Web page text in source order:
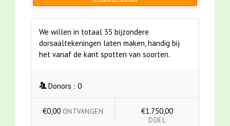
We willen in totaal 35 bijzondere
dorsaaltekeningen laten maken, handig bij
het vanaf de kant spotten van soorten.
Donors : 0
€0,00 ONTVANGEN €1.750,00
DOEL